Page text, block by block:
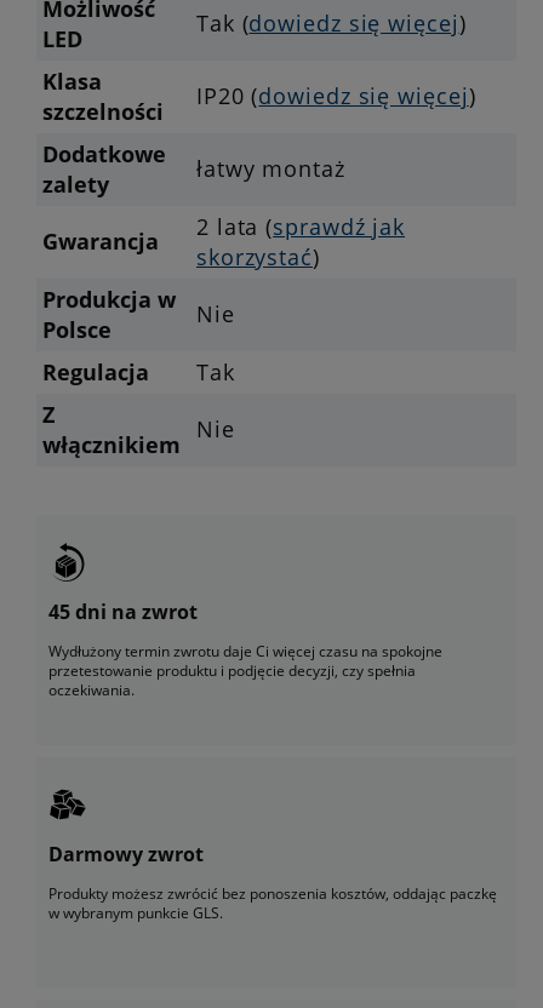
Możliwość
LED
Tak (dowiedz się więcej)
Klasa
szczelności
IP20 (dowiedz się więcej)
Dodatkowe
zalety
łatwy montaż
Gwarancja 2 lata (sprawdź jak
skorzystać)
Produkcja w
Polsce
Nie
Regulacja
Tak
Z
włącznikiem
Nie
45 dni na zwrot
Wydłużony termin zwrotu daje Ci więcej czasu na spokojne
przetestowanie produktu i podjęcie decyzji, czy spełnia
oczekiwania.
Darmowy zwrot
Produkty możesz zwrócić bez ponoszenia kosztów, oddając paczkę
w wybranym punkcie GLS.